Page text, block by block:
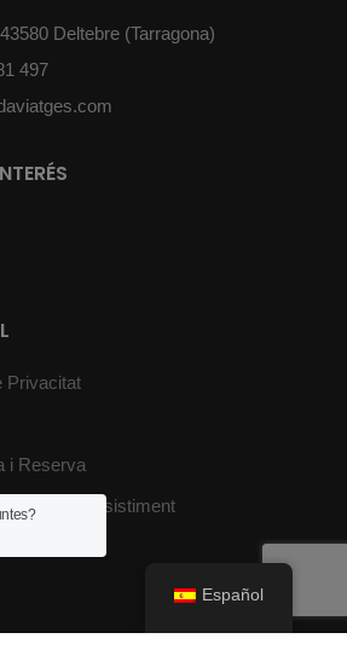
Deltebre (Tarragona)
497
Privacitat
i Reserva
i dret a desistiment
Español